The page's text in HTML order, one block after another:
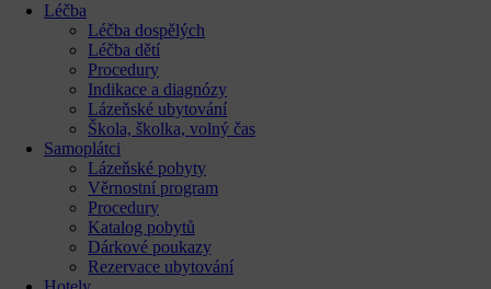
Léčba
Léčba dospělých
Léčba dětí
Procedury
Indikace a diagnózy
Lázeňské ubytování
Škola, školka, volný čas
Samoplátci
Lázeňské pobyty
Věrnostní program
Procedury
Katalog pobytů
Dárkové poukazy​
Rezervace ubytování